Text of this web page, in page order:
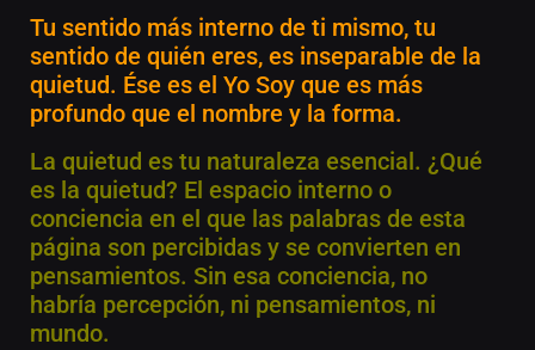
Tu sentido más interno de ti mismo, tu
sentido de quién eres, es inseparable de la
quietud. Ése es el Yo Soy que es más
profundo que el nombre y la forma.
La quietud es tu naturaleza esencial. ¿Qué
es la quietud? El espacio interno o
conciencia en el que las palabras de esta
página son percibidas y se convierten en
pensamientos. Sin esa conciencia, no
habría percepción, ni pensamientos, ni
mundo.